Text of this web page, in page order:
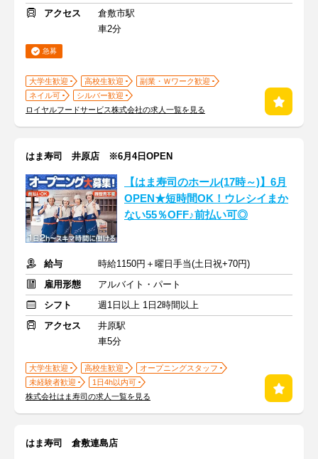
アクセス
倉敷市駅
車2分
急募
大学生歓迎 高校生歓迎
副業・Ｗワーク歓迎
ネイル可
シルバー歓迎
ロイヤルフードサービス株式会社の求人一覧を見る
はま寿司 井原店 ※6月4日OPEN
【はま寿司のホール(17時～)】6月
OPEN★短時間OK！ウレシイまか
ない55％OFF♪前払い可◎
給与
時給1150円＋曜日手当(土日祝+70円)
雇用形態
アルバイト・パート
シフト
週1日以上 1日2時間以上
アクセス
井原駅
車5分
大学生歓迎 高校生歓迎
オープニングスタッフ
未経験者歓迎
1日4h以内可
株式会社はま寿司の求人一覧を見る
はま寿司 倉敷連島店